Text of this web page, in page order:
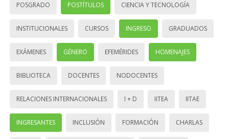
POSGRADO POSTÍTULOS CIENCIA Y TECNOLOGÍA
INSTITUCIONALES CURSOS INGRESO GRADUADOS
EXÁMENES GÉNERO EFEMÉRIDES HOMENAJES
BIBLIOTECA DOCENTES NODOCENTES
RELACIONES INTERNACIONALES I + D IITEA IITAE
INGRESANTES INCLUSIÓN FORMACIÓN CHARLAS